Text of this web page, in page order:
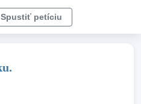
Spustiť petíciu